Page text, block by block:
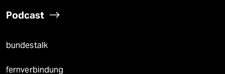
Podcast
bundestalk
fernverbindung